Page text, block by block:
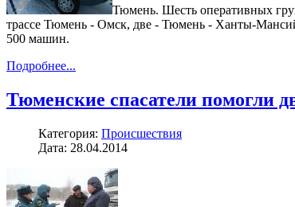
Тюмень. Шесть оперативных
трассе Тюмень - Омск, две - Тюмень - Ханты-
500 машин.
Подробнее...
Тюменские спасатели помогли
Категория: Происшествия
Дата: 28.04.2014